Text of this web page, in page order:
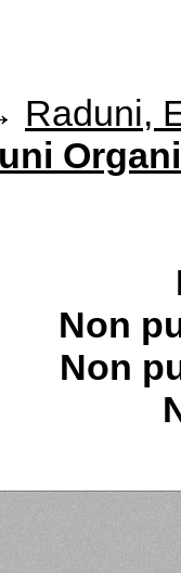
Raduni,
Non
Non